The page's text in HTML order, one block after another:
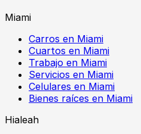
Miami
Carros en Miami
Cuartos en Miami
Trabajo en Miami
Servicios en Miami
Celulares en Miami
Bienes raíces en Miami
Hialeah